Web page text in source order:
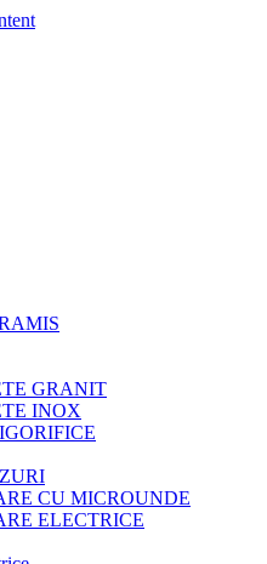
GRANIT
INOX
CU MICROUNDE
ELECTRICE